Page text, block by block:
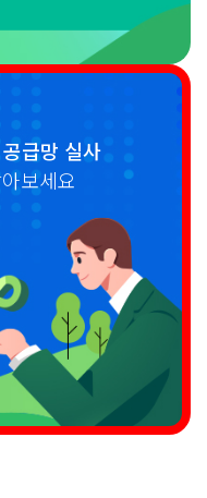
공급망 실사
보세요